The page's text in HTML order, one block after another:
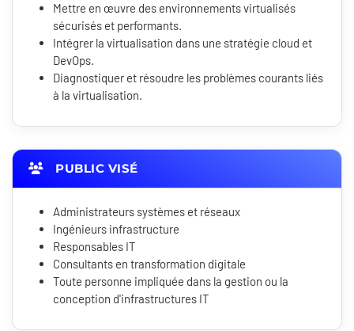
Mettre en œuvre des environnements virtualisés
sécurisés et performants.
Intégrer la virtualisation dans une stratégie cloud et
DevOps.
Diagnostiquer et résoudre les problèmes courants liés
à la virtualisation.
PUBLIC VISÉ
Administrateurs systèmes et réseaux
Ingénieurs infrastructure
Responsables IT
Consultants en transformation digitale
Toute personne impliquée dans la gestion ou la
conception d'infrastructures IT